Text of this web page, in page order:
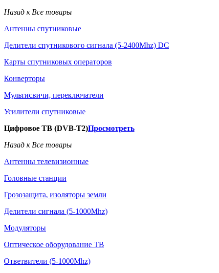
Назад к Все товары
Антенны спутниковые
Делители спутникового сигнала (5-2400Mhz) DC
Карты спутниковых операторов
Конверторы
Мультисвичи, переключатели
Усилители спутниковые
Цифровое ТВ (DVB-T2)Просмотреть
Назад к Все товары
Антенны телевизионные
Головные станции
Грозозащита, изоляторы земли
Делители сигнала (5-1000Mhz)
Модуляторы
Оптическое оборудование ТВ
Ответвители (5-1000Mhz)